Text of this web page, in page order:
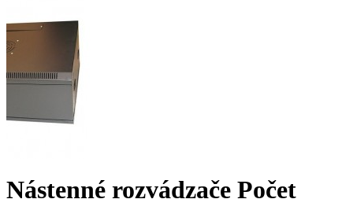
Nástenné rozvádzače Počet